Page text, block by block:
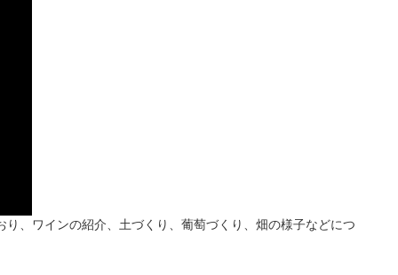
、ワインの紹介、土づくり、葡萄づくり、畑の様子などにつ